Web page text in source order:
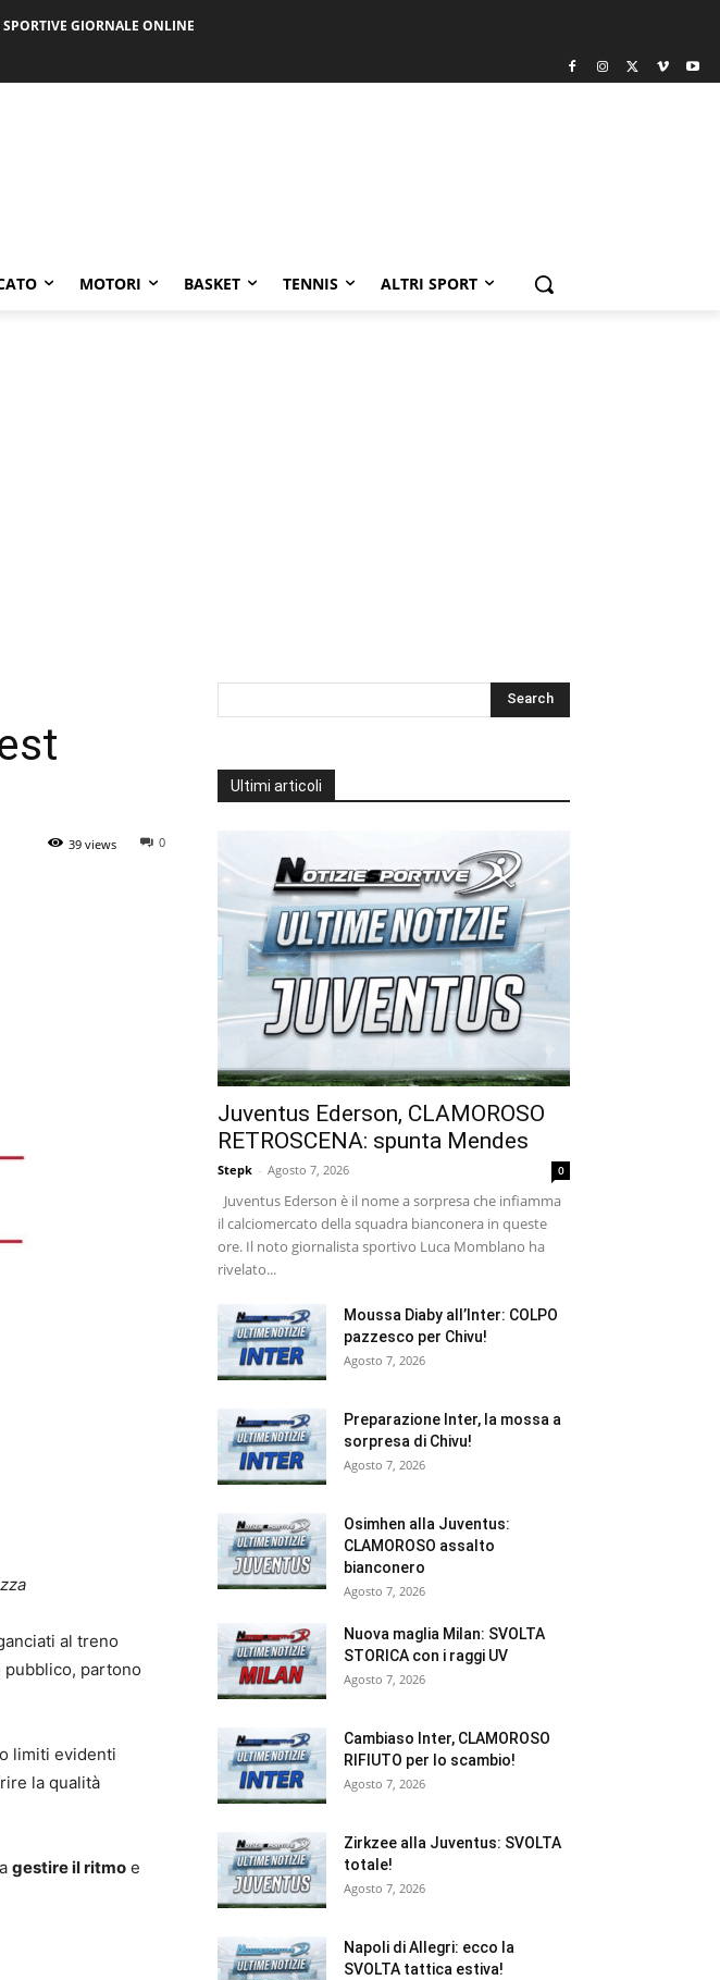
GIORNALE ONLINE
MOTORI BASKET TENNIS ALTRI SPORT
0
39 views
al treno
pubblico, partono
limiti evidenti
la qualità
gestire il ritmo e
Ultimi articoli
Juventus Ederson, CLAMOROSO
RETROSCENA: spunta Mendes
Stepk - Agosto 7, 2026 0
Juventus Ederson è il nome a sorpresa che infiamma
il calciomercato della squadra bianconera in queste
ore. Il noto giornalista sportivo Luca Momblano ha
rivelato...
Moussa Diaby all’Inter: COLPO
pazzesco per Chivu!
Agosto 7, 2026
Preparazione Inter, la mossa a
sorpresa di Chivu!
Agosto 7, 2026
Osimhen alla Juventus:
CLAMOROSO assalto
bianconero
Agosto 7, 2026
Nuova maglia Milan: SVOLTA
STORICA con i raggi UV
Agosto 7, 2026
Cambiaso Inter, CLAMOROSO
RIFIUTO per lo scambio!
Agosto 7, 2026
Zirkzee alla Juventus: SVOLTA
totale!
Agosto 7, 2026
Napoli di Allegri: ecco la
SVOLTA tattica estiva!